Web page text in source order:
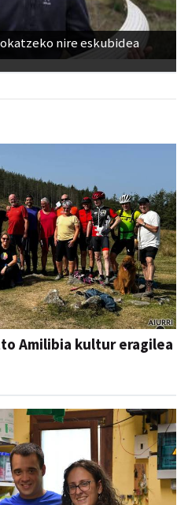
nire eskubidea
Amilibia kultur eragilea